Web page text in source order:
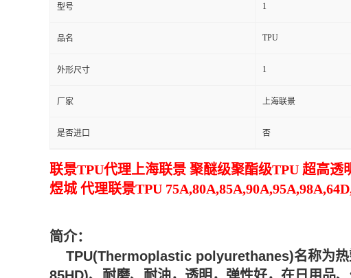
型号 1
品名 TPU
外形尺寸 1
厂家 上海联景
是否进口 否
联景TPU代理上海联景 聚醚级聚酯级TPU 超高透
煜城 代理联景TPU
简介：
TPU(Thermoplastic polyurethanes)名称为热